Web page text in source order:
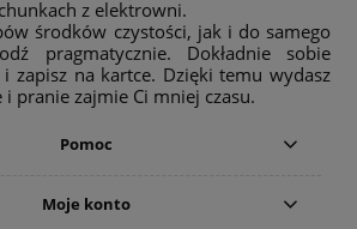
z elektrowni.
środków czystości, jak i do samego
pragmatycznie. Dokładnie sobie
zapisz na kartce. Dzięki temu wydasz
pranie zajmie Ci mniej czasu.
Pomoc
Moje konto